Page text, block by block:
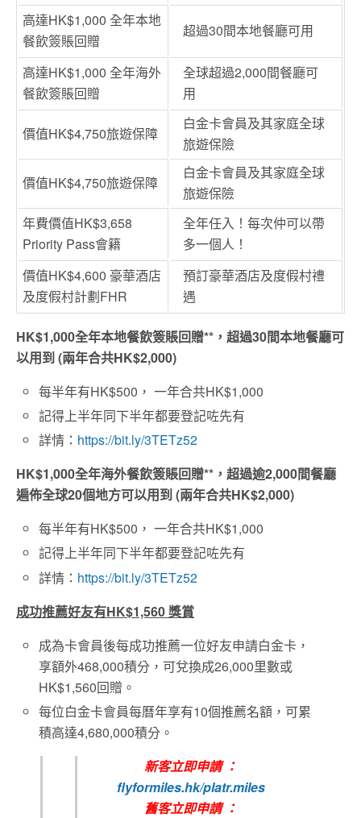
高達HK$1,000 全年本地
餐飲簽賬回贈
超過30間本地餐廳可用
高達HK$1,000 全年海外
餐飲簽賬回贈
全球超過2,000間餐廳可
用
價值HK$4,750旅遊保障
白金卡會員及其家庭全球
旅遊保險
價值HK$4,750旅遊保障
白金卡會員及其家庭全球
旅遊保險
年費價值HK$3,658
Priority Pass會籍
全年任入！每次仲可以帶
多一個人！
價值HK$4,600 豪華酒店
及度假村計劃FHR
預訂豪華酒店及度假村禮
遇
HK$1,000全年本地餐飲簽賬回贈** ，超過30間本地餐廳可
以用到 (兩年合共HK$2,000)
每半年有HK$500， 一年合共HK$1,000
記得上半年同下半年都要登記咗先有
詳情： https://bit.ly/3TETz52
HK$1,000全年海外餐飲簽賬回贈** ，超過逾2,000間餐廳
遍佈全球20個地方可以用到 (兩年合共HK$2,000)
每半年有HK$500， 一年合共HK$1,000
記得上半年同下半年都要登記咗先有
詳情： https://bit.ly/3TETz52
成功推薦好友有HK$1,560獎賞
成為卡會員後每成功推薦一位好友申請白金卡，
享額外468,000積分，可兌換成26,000里數或
HK$1,560回贈。
每位白金卡會員每曆年享有10個推薦名額，可累
積高達4,680,000積分。
新客立即申請 ：
flyformiles.hk/platr.miles
舊客立即申請 ：